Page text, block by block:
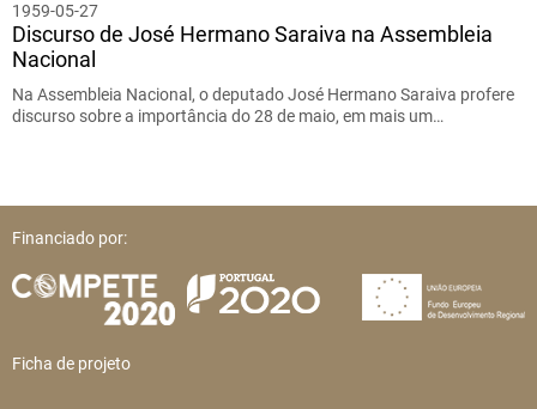
1959-05-27
Discurso de José Hermano Saraiva na Assembleia
Nacional
Na Assembleia Nacional, o deputado José Hermano Saraiva profere
discurso sobre a importância do 28 de maio, em mais um…
Financiado por:
Ficha de projeto